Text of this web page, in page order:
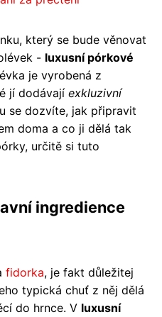
který se bude věnovat
- luxusní pórkové
je vyrobená z
jí dodávají exkluzivní
se dozvíte, jak připravit
doma a co ji dělá tak
určitě si tuto
ingredience
fidorka, je fakt důležitej
typická chuť z něj dělá
do hrnce. V luxusní